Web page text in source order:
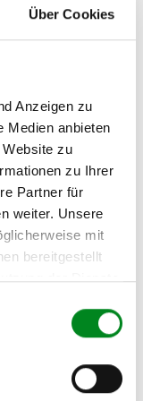
Über Cookies
Anzeigen zu
Medien anbieten
zu
zu Ihrer
Partner für
weiter. Unsere
mit
bereitgestellt
der Dienste
DE
Lenkgetriebes ist